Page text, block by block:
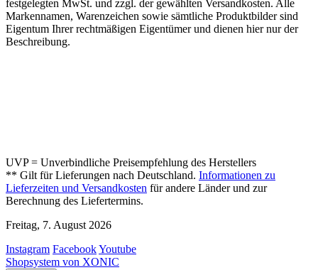
festgelegten MwSt. und zzgl. der gewählten Versandkosten. Alle
Markennamen, Warenzeichen sowie sämtliche Produktbilder sind
Eigentum Ihrer rechtmäßigen Eigentümer und dienen hier nur der
Beschreibung.
UVP = Unverbindliche Preisempfehlung des Herstellers
** Gilt für Lieferungen nach Deutschland. Informationen zu
Lieferzeiten und Versandkosten für andere Länder und zur
Berechnung des Liefertermins.
Freitag, 7. August 2026
Instagram FacebookYoutube
Shopsystem von XONIC